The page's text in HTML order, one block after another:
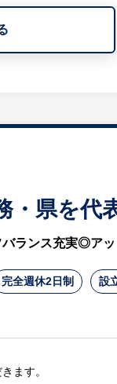
部員の業務相談応対
いる状態です。労
与計算の業務なども
携わっていただける
を担う放送事業者と
文化・芸術などの分
健康増進活動を継続
・県を代
ランス充実◎ア
完全週休2日制 設
ます。